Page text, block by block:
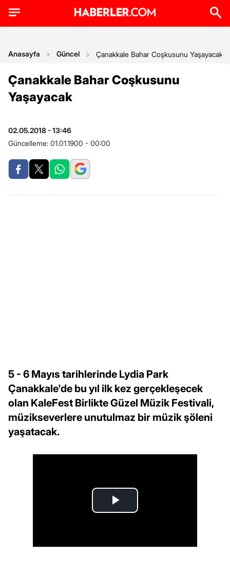
Anasayfa Güncel Çanakkale Bahar Coşkusunu Yaşayacak
Çanakkale Bahar Coşkusunu
Yaşayacak
02.05.2018 - 13:46
Güncelleme: 01.01.1900 - 00:00
5 - 6 Mayıs tarihlerinde Lydia Park
Çanakkale'de bu yıl ilk kez gerçekleşecek
olan KaleFest Birlikte Güzel Müzik Festivali,
müzikseverlere unutulmaz bir müzik şöleni
yaşatacak.